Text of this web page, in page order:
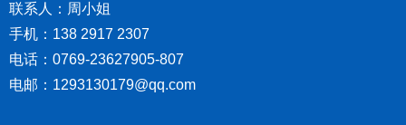
联系人：周小姐
手机：138 2917 2307
电话：0769-23627905-807
电邮：1293130179@qq.com